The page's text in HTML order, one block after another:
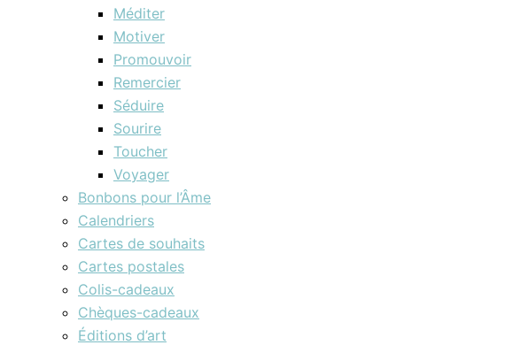
Méditer
Motiver
Promouvoir
Remercier
Séduire
Sourire
Toucher
Voyager
Bonbons pour l’Âme
Calendriers
Cartes de souhaits
Cartes postales
Colis-cadeaux
Chèques-cadeaux
Éditions d’art